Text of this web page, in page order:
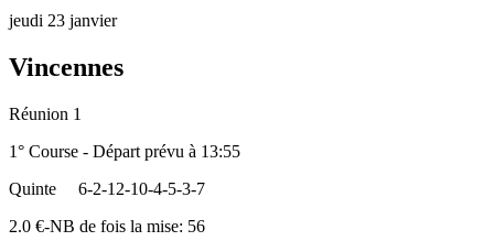
jeudi 23 janvier
Vincennes
Réunion 1
1° Course - Départ prévu à 13:55
Quinte
6-2-12-10-4-5-3-7
2.0 €-NB de fois la mise: 56